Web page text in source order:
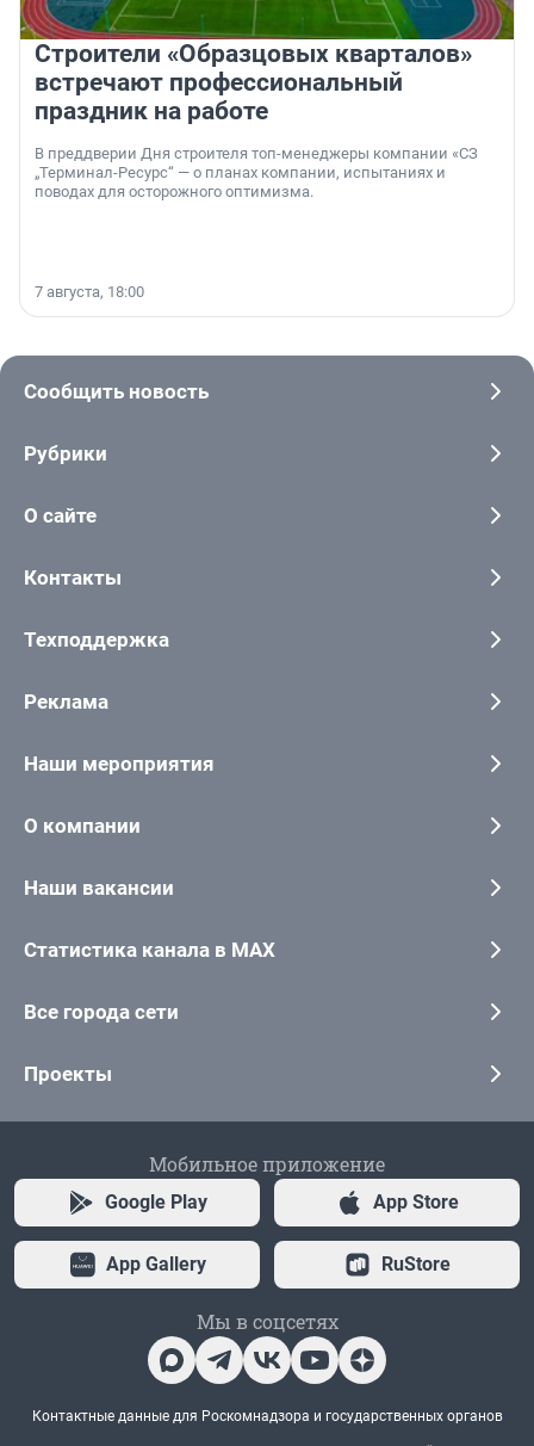
Строители «Образцовых кварталов»
встречают профессиональный
праздник на работе
В преддверии Дня строителя топ-менеджеры компании «СЗ
„Терминал-Ресурс“ — о планах компании, испытаниях и
поводах для осторожного оптимизма.
7 августа, 18:00
Сообщить новость
Рубрики
О сайте
Контакты
Техподдержка
Реклама
Наши мероприятия
О компании
Наши вакансии
Статистика канала в MAX
Все города сети
Проекты
Мобильное приложение
Google Play App Store
App Gallery RuStore
Мы в соцсетях
Контактные данные для Роскомнадзора и государственных органов